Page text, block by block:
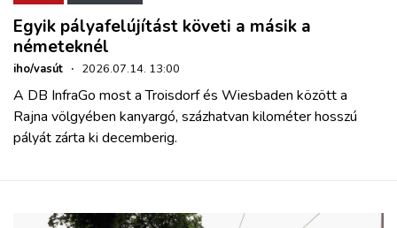
Egyik pályafelújítást követi a másik a
németeknél
iho/vasút · 2026.07.14. 13:00
A DB InfraGo most a Troisdorf és Wiesbaden között a
Rajna völgyében kanyargó, százhatvan kilométer hosszú
pályát zárta ki decemberig.